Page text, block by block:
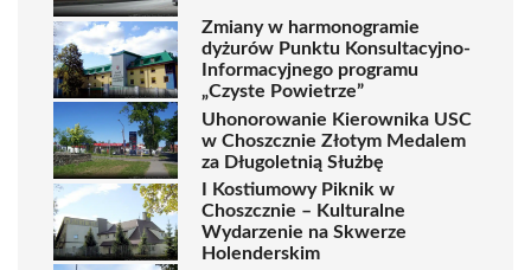
Zmiany w harmonogramie
dyżurów Punktu Konsultacyjno-
Informacyjnego programu
„Czyste Powietrze”
Uhonorowanie Kierownika USC
w Choszcznie Złotym Medalem
za Długoletnią Służbę
I Kostiumowy Piknik w
Choszcznie – Kulturalne
Wydarzenie na Skwerze
Holenderskim